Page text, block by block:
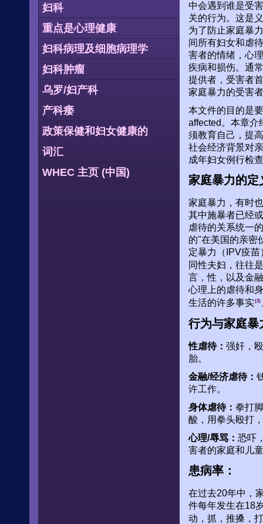
妇科
重点是心理健康
妇科病理及细胞病理学
妇科肿瘤
乌罗/妇产科
产科瘘
政策保健和妇女健康的
词汇
WHEC 主页 (中国)
中会遇到谁是受
关的行为。这是
为了防止家庭暴
间所有妇女和虐
害者的情绪，心
疾病和损伤。通
提供者，受害者
家庭暴力的受害
本文件的目的是
affected。本章介
须教育自己，提
社会经济背景对
成年妇女例行检
家庭暴力的定
家庭暴力，有时
其中施暴者已经
虐待的关系统一
的"在美国的亲密
定暴力（IPV疫
同性夫妇，往往
言，性，以及金
心理上的虐待和
生活的许多事实(2)
行为与家庭暴
性虐待： 强奸，
胎。
金融/经济虐待：
许工作。
身体虐待： 拳打
酸，用拳头殴打
心理/辱骂： 恐吓
害者的家庭和儿
患病率：
在过去20年中，
件每年发生在18
动，抓，推搡，